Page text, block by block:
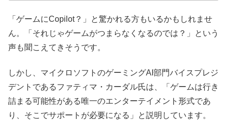
「ゲームにCopilot？」と驚かれる方もいるかもしれませ
ん。「それじゃゲームがつまらなくなるのでは？」という
声も聞こえてきそうです。
しかし、マイクロソフトのゲーミングAI部門バイスプレジ
デントであるファティマ・カーダル氏は、「ゲームは行き
詰まる可能性がある唯一のエンターテイメント形式であ
り、そこでサポートが必要になる」と説明しています。